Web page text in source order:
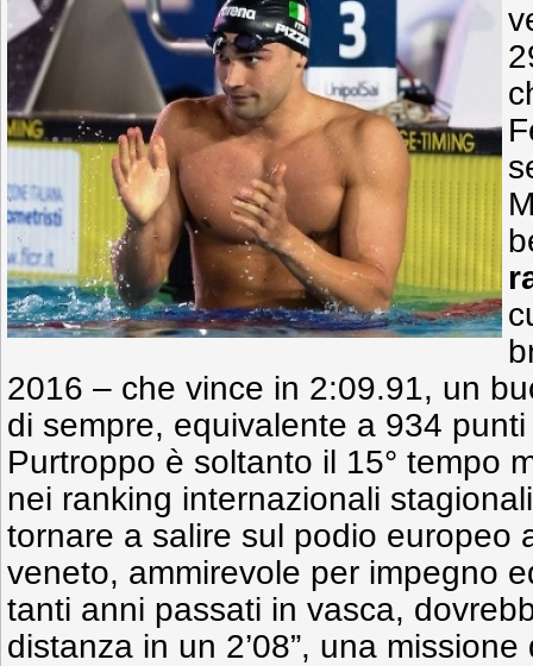
2016 – che vince in 2:09.91, un
di sempre, equivalente a 934
Purtroppo è soltanto il 15° tempo
nei ranking internazionali
tornare a salire sul podio europeo
veneto, ammirevole per impegno
tanti anni passati in vasca,
distanza in un 2’08”, una missione